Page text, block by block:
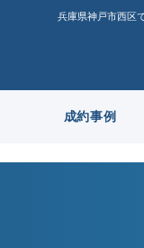
兵庫県神戸市西区
成約事例